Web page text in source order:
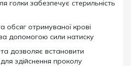
голки забезпечує стерильність
обсяг отримуваної крові
допомогою сили натиску
дозволяє встановити
здійснення проколу